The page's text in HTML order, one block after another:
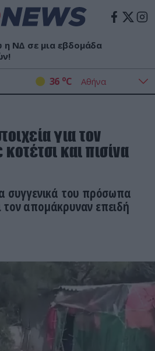
η ΝΔ σε μια εβδομάδα
36 oC
για τον
και πισίνα
συγγενικά του πρόσωπα
απομάκρυναν επειδή